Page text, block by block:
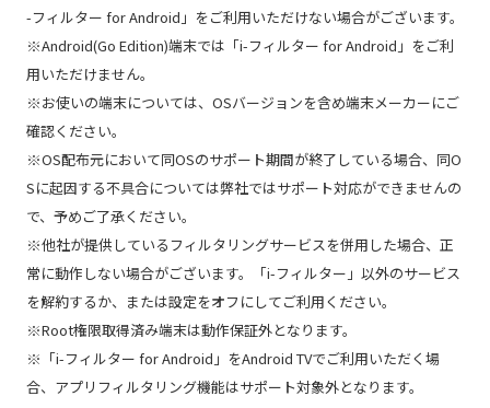
-フィルター for Android」をご利用いただけない場合がございます。
※Android(Go Edition)端末では「i-フィルター for Android」をご利
用いただけません。
※お使いの端末については、OSバージョンを含め端末メーカーにご
確認ください。
※OS配布元において同OSのサポート期間が終了している場合、同O
Sに起因する不具合については弊社ではサポート対応ができませんの
で、予めご了承ください。
※他社が提供しているフィルタリングサービスを併用した場合、正
常に動作しない場合がございます。「i-フィルター」以外のサービス
を解約するか、または設定をオフにしてご利用ください。
※Root権限取得済み端末は動作保証外となります。
※「i-フィルター for Android」をAndroid TVでご利用いただく場
合、アプリフィルタリング機能はサポート対象外となります。